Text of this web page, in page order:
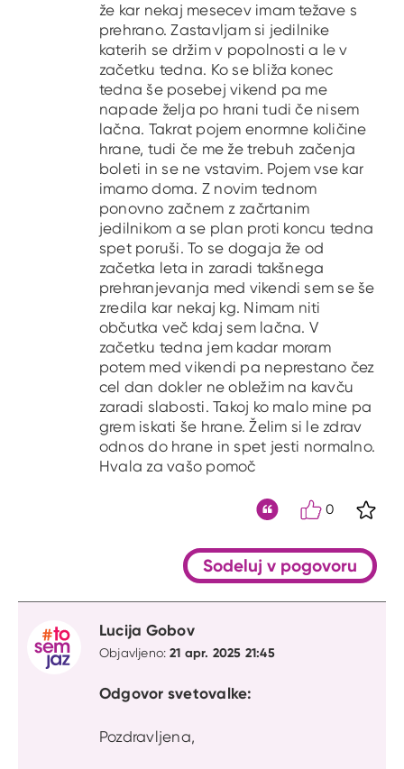
že kar nekaj mesecev imam težave s
prehrano. Zastavljam si jedilnike
katerih se držim v popolnosti a le v
začetku tedna. Ko se bliža konec
tedna še posebej vikend pa me
napade želja po hrani tudi če nisem
lačna. Takrat pojem enormne količine
hrane, tudi če me že trebuh začenja
boleti in se ne vstavim. Pojem vse kar
imamo doma. Z novim tednom
ponovno začnem z začrtanim
jedilnikom a se plan proti koncu tedna
spet poruši. To se dogaja že od
začetka leta in zaradi takšnega
prehranjevanja med vikendi sem se še
zredila kar nekaj kg. Nimam niti
občutka več kdaj sem lačna. V
začetku tedna jem kadar moram
potem med vikendi pa neprestano čez
cel dan dokler ne obležim na kavču
zaradi slabosti. Takoj ko malo mine pa
grem iskati še hrane. Želim si le zdrav
odnos do hrane in spet jesti normalno.
Hvala za vašo pomoč
0
Sodeluj v pogovoru
Lucija Gobov
Objavljeno:21 apr. 2025 21:45
Odgovor svetovalke:
Pozdravljena,